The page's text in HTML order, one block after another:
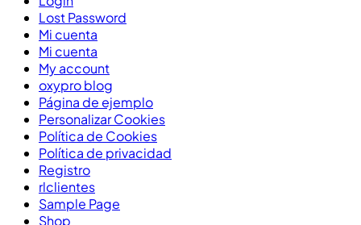
Lost Password
Mi cuenta
Mi cuenta
My account
oxypro blog
Página de ejemplo
Personalizar Cookies
Política de Cookies
Política de privacidad
Registro
rlclientes
Sample Page
Shop